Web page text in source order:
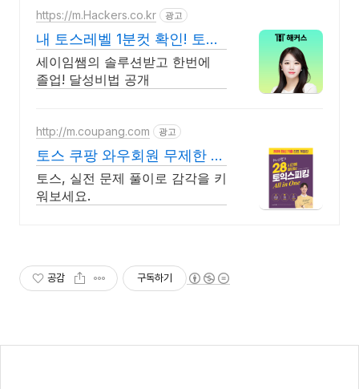
https://m.Hackers.co.kr 광고
내 토스레벨 1분컷 확인! 토스
자료집도 무료다
세이임쌤의 솔루션받고 한번에
졸업! 달성비법 공개
http://m.coupang.com 광고
토스 쿠팡 와우회원 무제한 무
료배송
토스, 실전 문제 풀이로 감각을 키
워보세요.
공감 구독하기